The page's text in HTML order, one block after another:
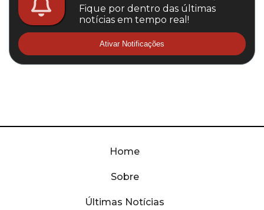
Fique por dentro das últimas
notícias em tempo real!
Ativar Notificações
Home
Sobre
Últimas Notícias